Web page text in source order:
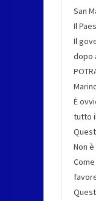
San
Il
Il
dopo
È
tutto
Non